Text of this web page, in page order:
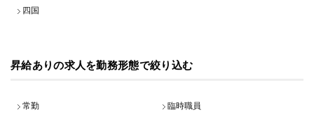
四国
昇給ありの求人を勤務形態で絞り込む
常勤 臨時職員